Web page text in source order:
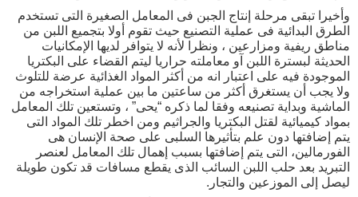
وأخيرا تبقى مرحلة إنتاج الجبن فى المعامل الصغيرة التى تستخدم
الطرق البدائية فى عملية التصنيع حيث تقوم أولا بتجميع اللبن من
مناطق ريفية ومزارعين ، ونظرا لأنه لا يتوافر لديها الإمكانيات
الحديثة لبسترة اللبن آو معاملته حراريا ليتم القضاء على البكتريا
الموجودة فيه على اعتبار انه من أكثر المواد الغذائية عرضة للتلوث
ولا يجب أن يستغرق أكثر من ساعتين ما بين عملية استخراجه من
الماشية وبداية تصنيعه وفقا لما ذكره “يحى” ، وتستعين تلك المعامل
بمواد كيميائية لقتل البكتريا والجراثيم ومن اخطر تلك المواد التى
يتم إضافتها دون علم بتأثيرها السلبى على صحة الإنسان هى
الفورمالين، التى يتم إضافتها بسبب إهمال تلك المعامل لعنصر
التبريد بعد حلب اللبن السائب الذى يقطع مسافات قد تكون طويلة
ليصل إلى الموزعين والتجار.